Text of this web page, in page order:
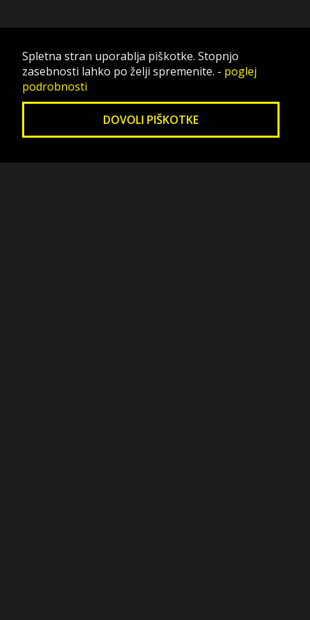
Spletna stran uporablja piškotke. Stopnjo
zasebnosti lahko po želji spremenite. - poglej
podrobnosti
DOVOLI PIŠKOTKE